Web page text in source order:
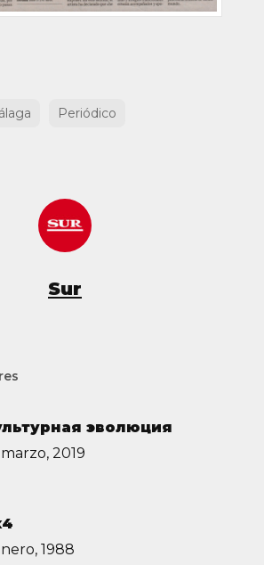
Periódico
Sur
эволюция
marzo, 2019
1988